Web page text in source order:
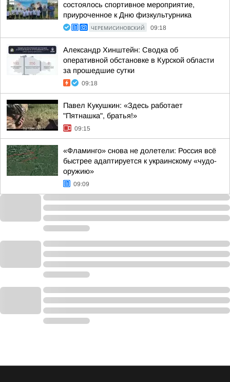
состоялось спортивное мероприятие,
приуроченное к Дню физкультурника
ЧЕРЕМИСИНОВСКИЙ 09:18
Александр Хинштейн: Сводка об
оперативной обстановке в Курской области
за прошедшие сутки
09:18
Павел Кукушкин: «Здесь работает
"Пятнашка", братья!»
09:15
«Фламинго» снова не долетели: Россия всё
быстрее адаптируется к украинскому «чудо-
оружию»
09:09